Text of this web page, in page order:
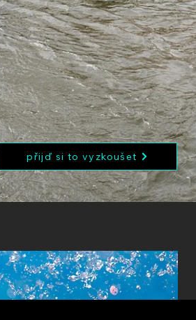
přijď si to vyzkoušet